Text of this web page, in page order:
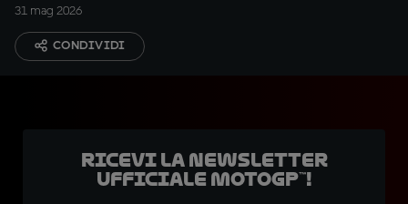
31 mag 2026
CONDIVIDI
Ricevi la newsletter
ufficiale MotoGP™!